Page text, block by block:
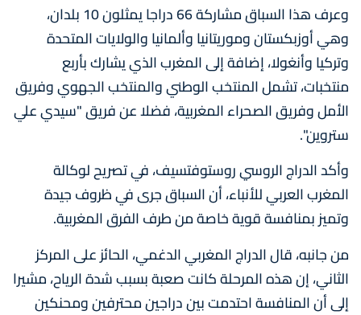
وعرف هذا السباق مشاركة 66 دراجا يمثلون 10 بلدان،
وهي أوزبكستان وموريتانيا وألمانيا والولايات المتحدة
وتركيا وأنغولا، إضافة إلى المغرب الذي يشارك بأربع
منتخبات، تشمل المنتخب الوطني والمنتخب الجهوي وفريق
الأمل وفريق الصحراء المغربية، فضلا عن فريق "سيدي علي
ستروين".
وأكد الدراج الروسي روستوفتسيف، في تصريح لوكالة
المغرب العربي للأنباء، أن السباق جرى في ظروف جيدة
وتميز بمنافسة قوية خاصة من طرف الفرق المغربية.
من جانبه، قال الدراج المغربي الدغمي، الحائز على المركز
الثاني، إن هذه المرحلة كانت صعبة بسبب شدة الرياح، مشيرا
إلى أن المنافسة احتدمت بين دراجين محترفين ومحنكين